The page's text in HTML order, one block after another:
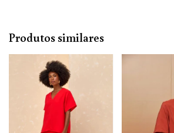
Produtos similares